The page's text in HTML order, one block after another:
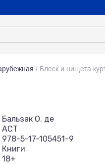
/ Блеск и нищета
Бальзак О. де
АСТ
978-5-17-105451-9
Книги
18+